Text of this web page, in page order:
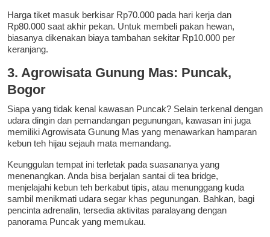
Harga tiket masuk berkisar Rp70.000 pada hari kerja dan
Rp80.000 saat akhir pekan. Untuk membeli pakan hewan,
biasanya dikenakan biaya tambahan sekitar Rp10.000 per
keranjang.
3. Agrowisata Gunung Mas: Puncak,
Bogor
Siapa yang tidak kenal kawasan Puncak? Selain terkenal dengan
udara dingin dan pemandangan pegunungan, kawasan ini juga
memiliki Agrowisata Gunung Mas yang menawarkan hamparan
kebun teh hijau sejauh mata memandang.
Keunggulan tempat ini terletak pada suasananya yang
menenangkan. Anda bisa berjalan santai di tea bridge,
menjelajahi kebun teh berkabut tipis, atau menunggang kuda
sambil menikmati udara segar khas pegunungan. Bahkan, bagi
pencinta adrenalin, tersedia aktivitas paralayang dengan
panorama Puncak yang memukau.